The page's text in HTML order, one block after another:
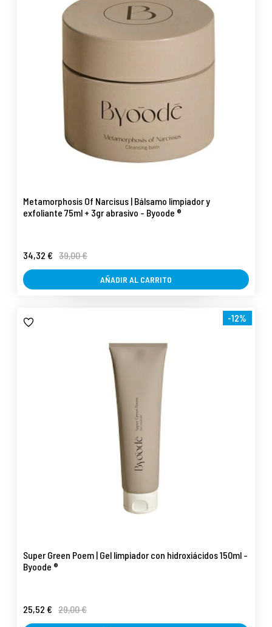
Metamorphosis Of Narcisus | Bálsamo limpiador y
exfoliante 75ml + 3gr abrasivo - Byoode ®
34,32 € 39,00 €
AÑADIR AL CARRITO
-12%
Super Green Poem | Gel limpiador con hidroxiácidos 150ml -
Byoode ®
25,52 € 29,00 €